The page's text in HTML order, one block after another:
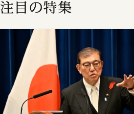
注目の特集